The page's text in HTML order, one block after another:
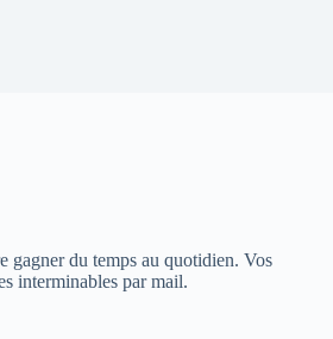
gagner du temps au quotidien. Vos
interminables par mail.